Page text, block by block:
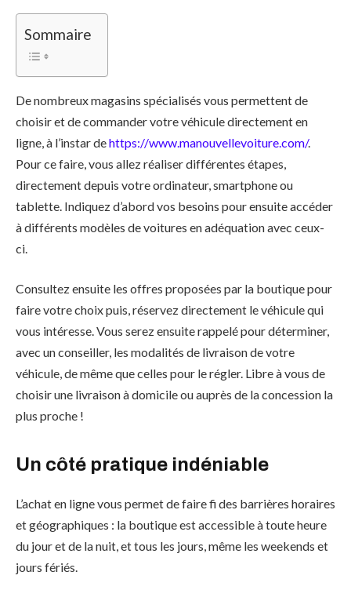
Sommaire
De nombreux magasins spécialisés vous permettent de
choisir et de commander votre véhicule directement en
ligne, à l’instar dehttps://www.manouvellevoiture.com/.
Pour ce faire, vous allez réaliser différentes étapes,
directement depuis votre ordinateur, smartphone ou
tablette. Indiquez d’abord vos besoins pour ensuite accéder
à différents modèles de voitures en adéquation avec ceux-
ci.
Consultez ensuite les offres proposées par la boutique pour
faire votre choix puis, réservez directement le véhicule qui
vous intéresse. Vous serez ensuite rappelé pour déterminer,
avec un conseiller, les modalités de livraison de votre
véhicule, de même que celles pour le régler. Libre à vous de
choisir une livraison à domicile ou auprès de la concession la
plus proche !
Un côté pratique indéniable
L’achat en ligne vous permet de faire fi des barrières horaires
et géographiques : la boutique est accessible à toute heure
du jour et de la nuit, et tous les jours, même les weekends et
jours fériés.